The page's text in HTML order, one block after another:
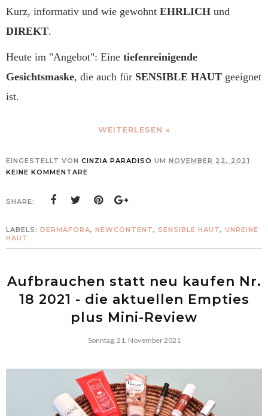
Kurz, informativ und wie gewohnt EHRLICH und
DIREKT.
Heute im "Angebot": Eine tiefenreinigende
Gesichtsmaske, die auch für SENSIBLE HAUT geeignet
ist.
WEITERLESEN »
EINGESTELLT VON CINZIA PARADISO UM NOVEMBER 22, 2021
KEINE KOMMENTARE
SHARE:
LABELS: DERMAFORA, NEWCONTENT, SENSIBLE HAUT, UNREINE
HAUT
Aufbrauchen statt neu kaufen Nr.
18 2021 - die aktuellen Empties
plus Mini-Review
Sonntag, 21. November 2021